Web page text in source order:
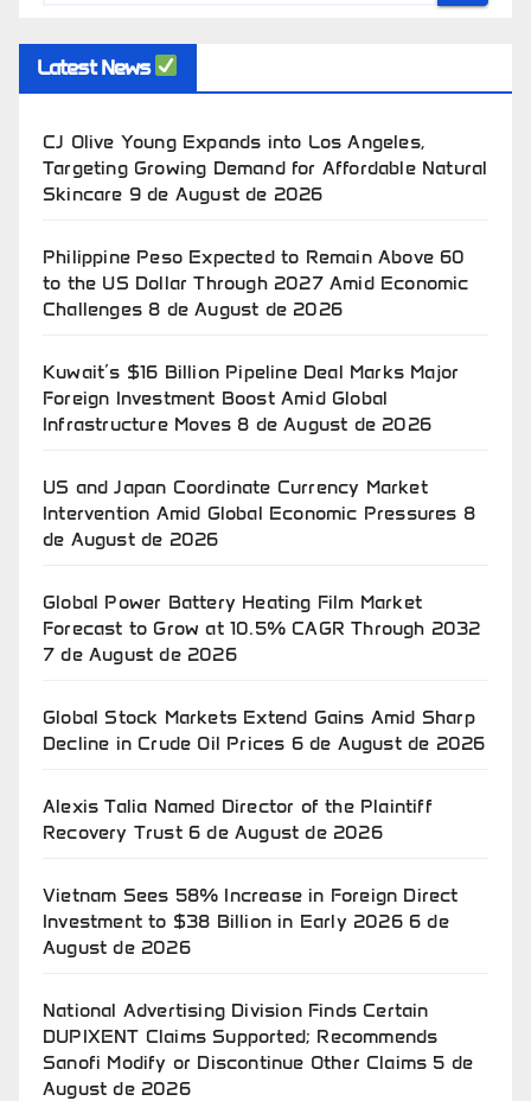
Latest News
CJ Olive Young Expands into Los Angeles,
Targeting Growing Demand for Affordable Natural
Skincare 9 de August de 2026
Philippine Peso Expected to Remain Above 60
to the US Dollar Through 2027 Amid Economic
Challenges 8 de August de 2026
Kuwait’s $16 Billion Pipeline Deal Marks Major
Foreign Investment Boost Amid Global
Infrastructure Moves 8 de August de 2026
US and Japan Coordinate Currency Market
Intervention Amid Global Economic Pressures 8
de August de 2026
Global Power Battery Heating Film Market
Forecast to Grow at 10.5% CAGR Through 2032
7 de August de 2026
Global Stock Markets Extend Gains Amid Sharp
Decline in Crude Oil Prices 6 de August de 2026
Alexis Talia Named Director of the Plaintiff
Recovery Trust 6 de August de 2026
Vietnam Sees 58% Increase in Foreign Direct
Investment to $38 Billion in Early 2026 6 de
August de 2026
National Advertising Division Finds Certain
DUPIXENT Claims Supported; Recommends
Sanofi Modify or Discontinue Other Claims 5 de
August de 2026